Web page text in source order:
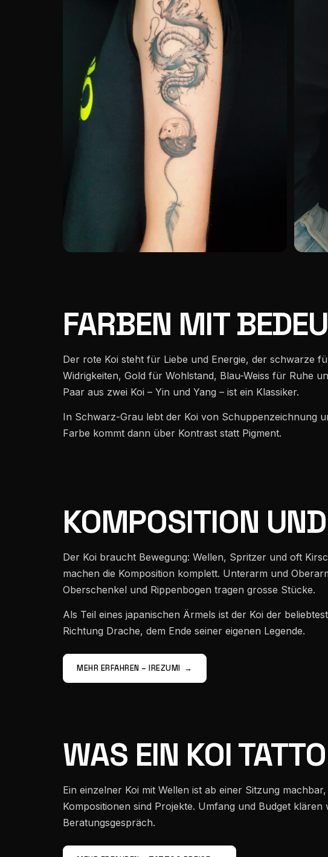
FARBEN MIT
Der rote Koi steht für Liebe und Energie, der schwarze
Widrigkeiten, Gold für Wohlstand, Blau-Weiss für Ruhe
Paar aus zwei Koi – Yin und Yang – ist ein Klassiker.
In Schwarz-Grau lebt der Koi von Schuppenzeichnung
Farbe kommt dann über Kontrast statt Pigment.
KOMPOSITION
Der Koi braucht Bewegung: Wellen, Spritzer und oft
machen die Komposition komplett. Unterarm und
Oberschenkel und Rippenbogen tragen grosse Stücke.
Als Teil eines japanischen Ärmels ist der Koi der
Richtung Drache, dem Ende seiner eigenen Legende.
MEHR ERFAHREN – IREZUMI →
WAS EIN KOI
Ein einzelner Koi mit Wellen ist ab einer Sitzung
Kompositionen sind Projekte. Umfang und Budget klären
Beratungsgespräch.